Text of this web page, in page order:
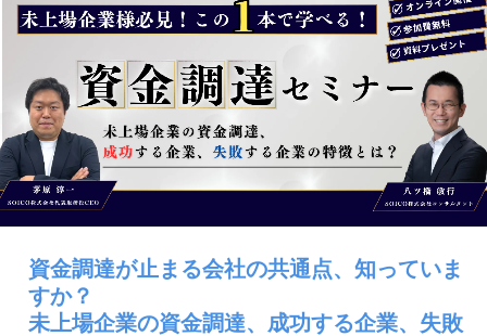
資金調達が止まる会社の共通点、知っていま
すか？
未上場企業の資金調達、成功する企業、失敗